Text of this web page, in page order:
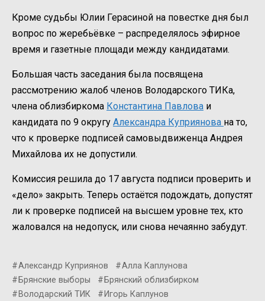
Кроме судьбы Юлии Герасиной на повестке дня был
вопрос по жеребьёвке – распределялось эфирное
время и газетные площади между кандидатами.
Большая часть заседания была посвящена
рассмотрению жалоб членов Володарского ТИКа,
члена облизбиркома Константина Павлова и
кандидата по 9 округу Александра Куприянова на то,
что к проверке подписей самовыдвиженца Андрея
Михайлова их не допустили.
Комиссия решила до 17 августа подписи проверить и
«дело» закрыть. Теперь остаётся подождать, допустят
ли к проверке подписей на высшем уровне тех, кто
жаловался на недопуск, или снова нечаянно забудут.
Александр Куприянов
Алла Каплунова
Брянские выборы
Брянский облизбирком
Володарский ТИК
Игорь Каплунов